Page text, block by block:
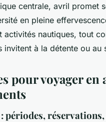
centrale, avril promet
en pleine
activités nautiques, tout
invitent à la détente ou au
pour voyager en
périodes,